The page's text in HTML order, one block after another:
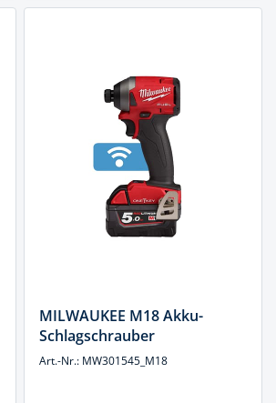
MILWAUKEE M18 Akku-
Schlagschrauber
Art.-Nr.: MW301545_M18